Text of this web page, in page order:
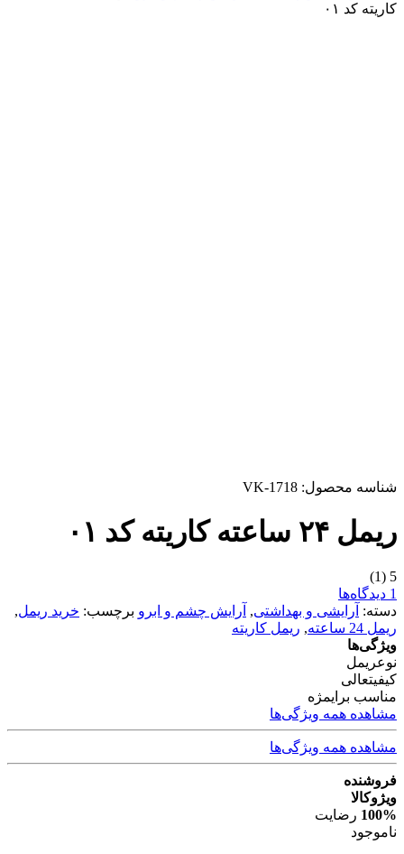
کاریته کد ۰۱
شناسه محصول: VK-1718
ریمل ۲۴ ساعته کاریته کد ۰۱
5
(1)
1 دیدگاه‌ها
دسته: آرایشی و بهداشتی, آرایش چشم و ابرو برچسب: خرید ریمل,
ریمل 24 ساعته
, ریمل کاریته
ویژگی‌ها
نوعریمل
کیفیتعالی
مناسب برایمژه
مشاهده همه ویژگی‌ها
مشاهده همه ویژگی‌ها
فروشنده
ویژوکالا
100% رضایت
ناموجود